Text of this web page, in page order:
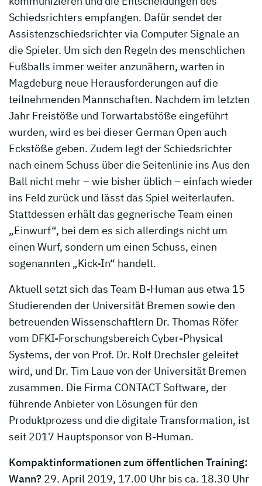
Schiedsrichters empfangen. Dafür sendet der
Assistenzschiedsrichter via Computer Signale an
die Spieler. Um sich den Regeln des menschlichen
Fußballs immer weiter anzunähern, warten in
Magdeburg neue Herausforderungen auf die
teilnehmenden Mannschaften. Nachdem im letzten
Jahr Freistöße und Torwartabstöße eingeführt
wurden, wird es bei dieser German Open auch
Eckstöße geben. Zudem legt der Schiedsrichter
nach einem Schuss über die Seitenlinie ins Aus den
Ball nicht mehr – wie bisher üblich – einfach wieder
ins Feld zurück und lässt das Spiel weiterlaufen.
Stattdessen erhält das gegnerische Team einen
„Einwurf“, bei dem es sich allerdings nicht um
einen Wurf, sondern um einen Schuss, einen
sogenannten „Kick-In“ handelt.
Aktuell setzt sich das Team B-Human aus etwa 15
Studierenden der Universität Bremen sowie den
betreuenden Wissenschaftlern Dr. Thomas Röfer
vom DFKI-Forschungsbereich Cyber-Physical
Systems, der von Prof. Dr. Rolf Drechsler geleitet
wird, und Dr. Tim Laue von der Universität Bremen
zusammen. Die Firma CONTACT Software, der
führende Anbieter von Lösungen für den
Produktprozess und die digitale Transformation, ist
seit 2017 Hauptsponsor von B-Human.
Kompaktinformationen zum öffentlichen Training:
Wann? 29. April 2019, 17.00 Uhr bis ca. 18.30 Uhr